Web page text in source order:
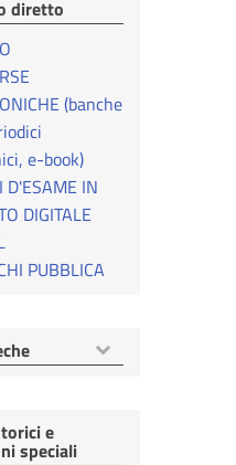
diretto
(banche
e-book)
D'ESAME IN
DIGITALE
PUBBLICA
e
speciali